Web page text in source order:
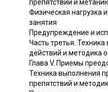
препятствий и
Физическая нагрузка
занятия
Предупреждение и
Часть третья.
действий и методика
Глава V. Приемы
Техника выполнения
препятствий и